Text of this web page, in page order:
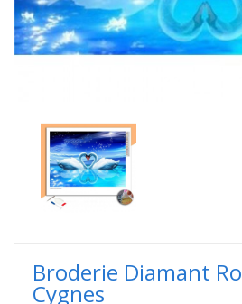
Broderie Diamant
Cygnes